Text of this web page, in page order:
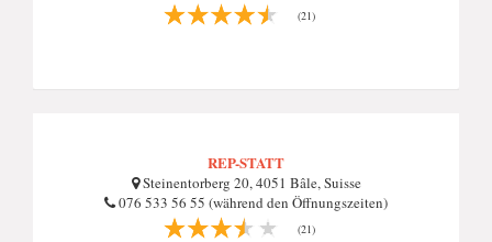
(21)
REP-STATT
Steinentorberg 20, 4051 Bâle, Suisse
076 533 56 55 (während den Öffnungszeiten)
(21)